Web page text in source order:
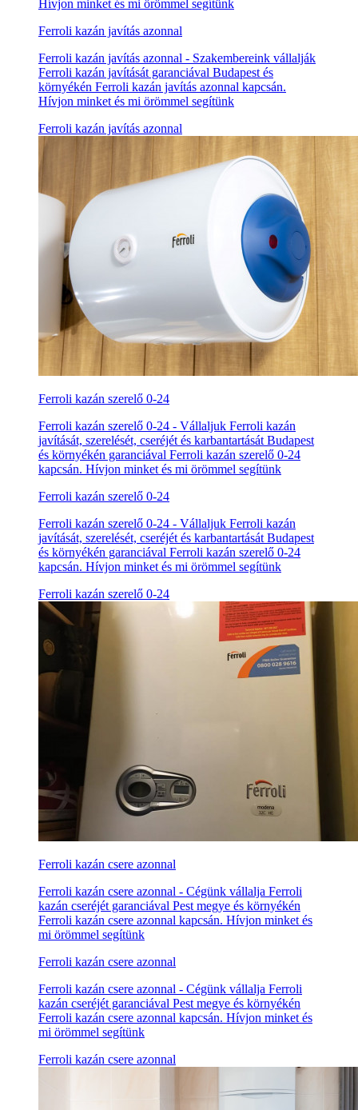
Hívjon minket és mi örömmel segítünk
Ferroli kazán javítás azonnal
Ferroli kazán javítás azonnal - Szakembereink vállalják
Ferroli kazán javítását garanciával Budapest és
környékén Ferroli kazán javítás azonnal kapcsán.
Hívjon minket és mi örömmel segítünk
Ferroli kazán javítás azonnal
Ferroli kazán szerelő 0-24
Ferroli kazán szerelő 0-24 - Vállaljuk Ferroli kazán
javítását, szerelését, cseréjét és karbantartását Budapest
és környékén garanciával Ferroli kazán szerelő 0-24
kapcsán. Hívjon minket és mi örömmel segítünk
Ferroli kazán szerelő 0-24
Ferroli kazán szerelő 0-24 - Vállaljuk Ferroli kazán
javítását, szerelését, cseréjét és karbantartását Budapest
és környékén garanciával Ferroli kazán szerelő 0-24
kapcsán. Hívjon minket és mi örömmel segítünk
Ferroli kazán szerelő 0-24
Ferroli kazán csere azonnal
Ferroli kazán csere azonnal - Cégünk vállalja Ferroli
kazán cseréjét garanciával Pest megye és környékén
Ferroli kazán csere azonnal kapcsán. Hívjon minket és
mi örömmel segítünk
Ferroli kazán csere azonnal
Ferroli kazán csere azonnal - Cégünk vállalja Ferroli
kazán cseréjét garanciával Pest megye és környékén
Ferroli kazán csere azonnal kapcsán. Hívjon minket és
mi örömmel segítünk
Ferroli kazán csere azonnal